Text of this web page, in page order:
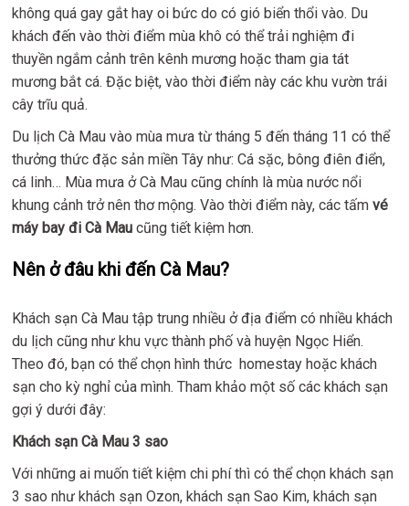
không quá gay gắt hay oi bức do có gió biển thổi vào. Du
khách đến vào thời điểm mùa khô có thể trải nghiệm đi
thuyền ngắm cảnh trên kênh mương hoặc tham gia tát
mương bắt cá. Đặc biệt, vào thời điểm này các khu vườn trái
cây trĩu quả.
Du lịch Cà Mau vào mùa mưa từ tháng 5 đến tháng 11 có thể
thưởng thức đặc sản miền Tây như: Cá sặc, bông điên điển,
cá linh… Mùa mưa ở Cà Mau cũng chính là mùa nước nổi
khung cảnh trở nên thơ mộng. Vào thời điểm này, các tấmvé
máy bay đi Cà Mau cũng tiết kiệm hơn.
Nên ở đâu khi đến Cà Mau?
Khách sạn Cà Mau tập trung nhiều ở địa điểm có nhiều khách
du lịch cũng như khu vực thành phố và huyện Ngọc Hiển.
Theo đó, bạn có thể chọn hình thức homestay hoặc khách
sạn cho kỳ nghỉ của mình. Tham khảo một số các khách sạn
gợi ý dưới đây:
Khách sạn Cà Mau 3 sao
Với những ai muốn tiết kiệm chi phí thì có thể chọn khách sạn
3 sao như khách sạn Ozon, khách sạn Sao Kim, khách sạn